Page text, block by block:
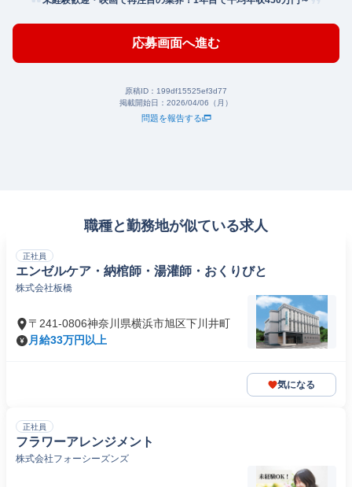
応募画面へ進む
原稿ID： 199df15525ef3d77
掲載開始日： 2026/04/06（月）
問題を報告する
職種と勤務地が似ている求人
正社員
エンゼルケア・納棺師・湯灌師・おくりびと
株式会社板橋
〒241-0806神奈川県横浜市旭区下川井町
月給33万円以上
気になる
正社員
フラワーアレンジメント
株式会社フォーシーズンズ